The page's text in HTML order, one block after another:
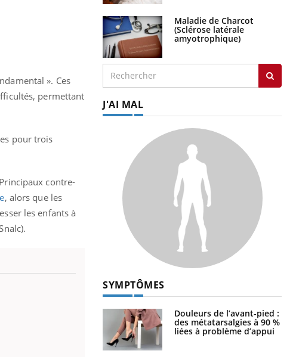
». Ces
permettant
pour trois
contre-
, alors que les
les enfants à
Maladie de Charcot
(Sclérose latérale
amyotrophique)
J'AI MAL
SYMPTÔMES
Douleurs de l’avant-pied :
des métatarsalgies à 90 %
liées à problème d’appui